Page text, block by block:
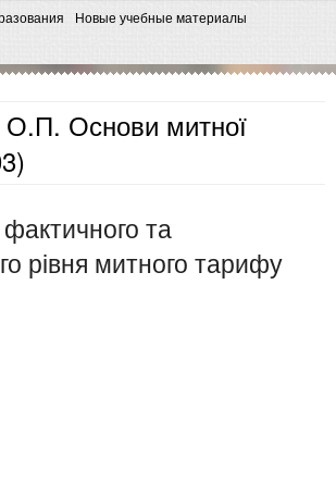
Новые учебные материалы
О.П. Основи митної
та
рівня митного тарифу